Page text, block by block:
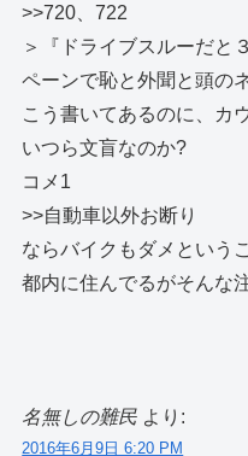
>>720、722
＞『ドライブスルーだと
ペーンで恥と外聞と頭の
こう書いてあるのに、カ
いつら文盲なのか?
コメ1
>>自動車以外お断り
ならバイクもダメという
都内に住んでるがそんな
名無しの難民 より:
2016年6月9日 6:20 PM